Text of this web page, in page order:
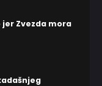
Zvezda mora